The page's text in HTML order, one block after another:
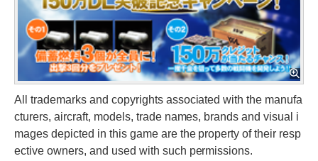
All trademarks and copyrights associated with the manufa
cturers, aircraft, models, trade names, brands and visual i
mages depicted in this game are the property of their resp
ective owners, and used with such permissions.